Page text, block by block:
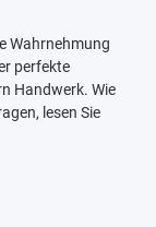
Wahrnehmung
perfekte
Handwerk. Wie
lesen Sie